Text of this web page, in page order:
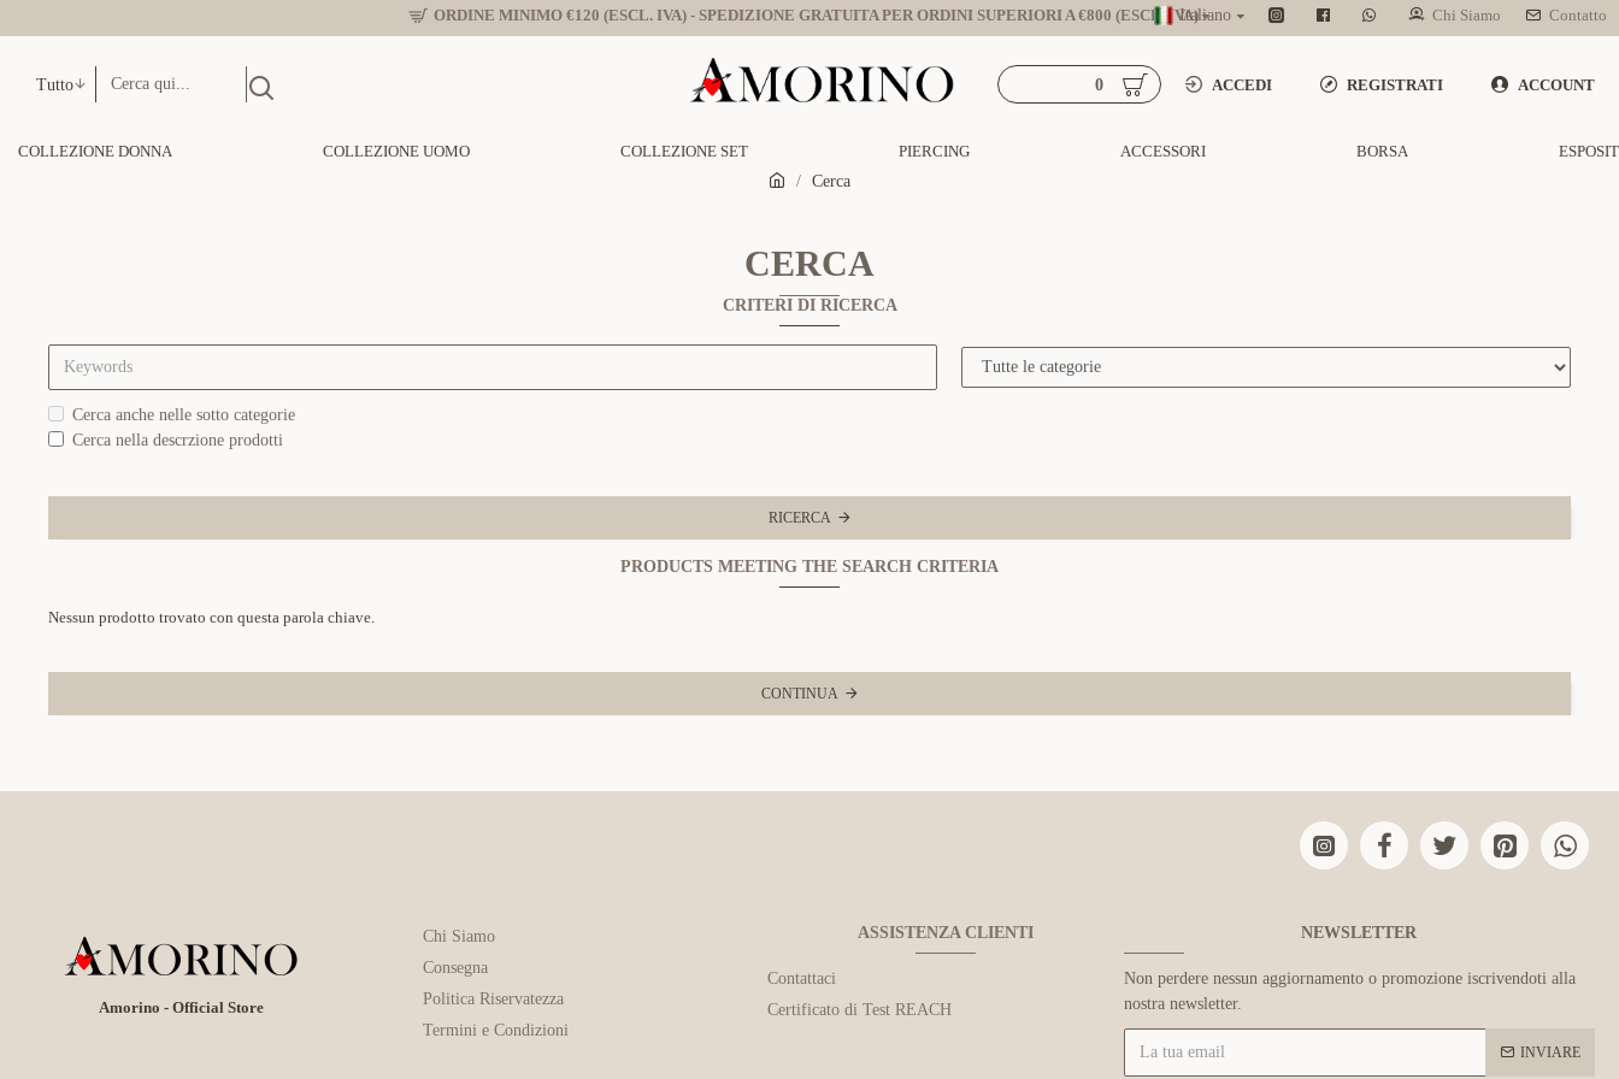
ORDINE MINIMO €120 (ESCL. IVA) - SPEDIZIONE GRATUITA PER ORDINI SUPERIORI A €800 (ESCL. IVA)Italiano Chi Siamo Contatto
Tutto ACCEDI REGISTRATI ACCOUNT
0
COLLEZIONE DONNA COLLEZIONE UOMO COLLEZIONE SET PIERCING ACCESSORI BORSA
Cerca
CERCA
CRITERI DI RICERCA
Cerca anche nelle sotto categorie
Cerca nella descrzione prodotti
RICERCA
PRODUCTS MEETING THE SEARCH CRITERIA
Nessun prodotto trovato con questa parola chiave.
CONTINUA
Amorino - Official Store
Chi Siamo
Consegna
Politica Riservatezza
Termini e Condizioni
ASSISTENZA CLIENTI
Contattaci
Certificato di Test REACH
NEWSLETTER
Non perdere nessun aggiornamento o promozione iscrivendoti alla
nostra newsletter.
INVIARE